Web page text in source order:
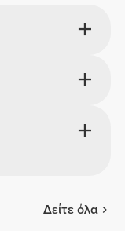
Δείτε όλα